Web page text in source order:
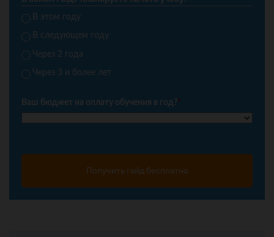
В этом году
В следующем году
Через 2 года
Через 3 и более лет
Ваш бюджет на оплату обучения в год?*
Получить гайд бесплатно